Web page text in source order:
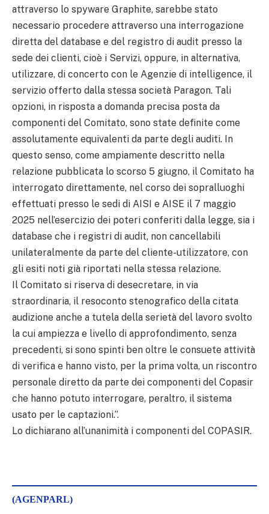
attraverso lo spyware Graphite, sarebbe stato
necessario procedere attraverso una interrogazione
diretta del database e del registro di audit presso la
sede dei clienti, cioè i Servizi, oppure, in alternativa,
utilizzare, di concerto con le Agenzie di intelligence, il
servizio offerto dalla stessa società Paragon. Tali
opzioni, in risposta a domanda precisa posta da
componenti del Comitato, sono state definite come
assolutamente equivalenti da parte degli auditi. In
questo senso, come ampiamente descritto nella
relazione pubblicata lo scorso 5 giugno, il Comitato ha
interrogato direttamente, nel corso dei sopralluoghi
effettuati presso le sedi di AISI e AISE il 7 maggio
2025 nell’esercizio dei poteri conferiti dalla legge, sia i
database che i registri di audit, non cancellabili
unilateralmente da parte del cliente-utilizzatore, con
gli esiti noti già riportati nella stessa relazione.
Il Comitato si riserva di desecretare, in via
straordinaria, il resoconto stenografico della citata
audizione anche a tutela della serietà del lavoro svolto
la cui ampiezza e livello di approfondimento, senza
precedenti, si sono spinti ben oltre le consuete attività
di verifica e hanno visto, per la prima volta, un riscontro
personale diretto da parte dei componenti del Copasir
che hanno potuto interrogare, peraltro, il sistema
usato per le captazioni.”.
Lo dichiarano all’unanimità i componenti del COPASIR.
(AGENPARL)